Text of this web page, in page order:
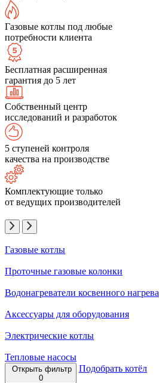
Газовые котлы под любые
потребности клиента
Бесплатная расширенная
гарантия до 5 лет
Собственный центр
исследований и разработок
5 ступеней контроля
качества на производстве
Комплектующие только
от ведущих производителей
Газовые котлы
Проточные газовые колонки
Водонагреватели косвенного нагрева
Аксессуары для оборудования
Электрические котлы
Тепловые насосы
Открыть фильтр
0
Подобрать котёл